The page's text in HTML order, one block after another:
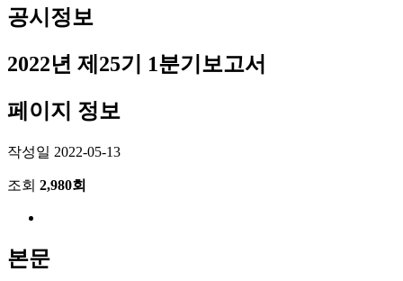
공시정보
2022년 제25기 1분기보고서
페이지 정보
작성일 2022-05-13
조회 2,980회
본문